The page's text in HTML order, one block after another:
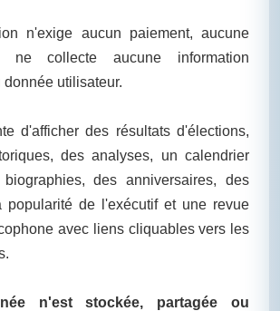
n'exige aucun paiement, aucune
ne collecte aucune information
utilisateur.
d'afficher des résultats d'élections,
des analyses, un calendrier
des anniversaires, des
popularité de l'exécutif et une revue
avec liens cliquables vers les
n'est stockée, partagée ou